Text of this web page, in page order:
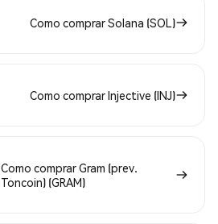
Como comprar Solana (SOL)
Como comprar Injective (INJ)
Como comprar Gram (prev.
Toncoin) (GRAM)